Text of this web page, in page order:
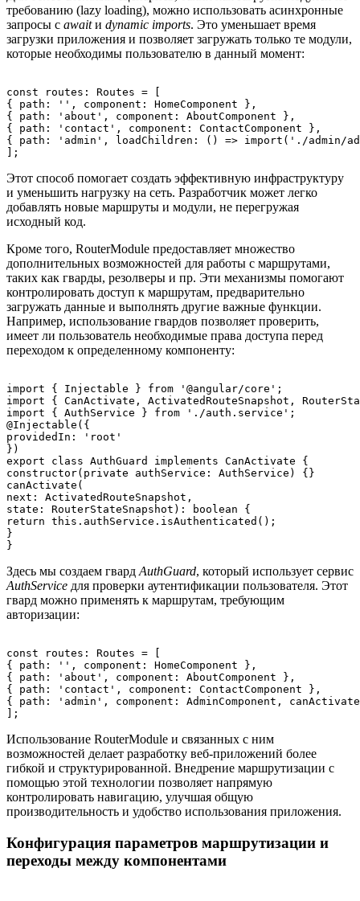
требованию (lazy loading), можно использовать асинхронные
запросы с awaitи dynamic imports. Это уменьшает время
загрузки приложения и позволяет загружать только те модули,
которые необходимы пользователю в данный момент:
const routes: Routes = [
{ path: '', component: HomeComponent },
{ path: 'about', component: AboutComponent },
{ path: 'contact', component: ContactComponent },
{ path: 'admin', loadChildren: () => import('./admin/
Этот способ помогает создать эффективную инфраструктуру
и уменьшить нагрузку на сеть. Разработчик может легко
добавлять новые маршруты и модули, не перегружая
исходный код.
Кроме того, RouterModule предоставляет множество
дополнительных возможностей для работы с маршрутами,
таких как гварды, резолверы и пр. Эти механизмы помогают
контролировать доступ к маршрутам, предварительно
загружать данные и выполнять другие важные функции.
Например, использование гвардов позволяет проверить,
имеет ли пользователь необходимые права доступа перед
переходом к определенному компоненту:
import { Injectable } from '@angular/core';
import { CanActivate, ActivatedRouteSnapshot,
import { AuthService } from './auth.service';
@Injectable({
providedIn: 'root'
})
export class AuthGuard implements CanActivate {
constructor(private authService: AuthService) {}
canActivate(
next: ActivatedRouteSnapshot,
state: RouterStateSnapshot): boolean {
return this.authService.isAuthenticated();
}
Здесь мы создаем гвард AuthGuard, который использует сервис
AuthService для проверки аутентификации пользователя. Этот
гвард можно применять к маршрутам, требующим
авторизации:
const routes: Routes = [
{ path: '', component: HomeComponent },
{ path: 'about', component: AboutComponent },
{ path: 'contact', component: ContactComponent },
{ path: 'admin', component: AdminComponent,
Использование RouterModule и связанных с ним
возможностей делает разработку веб-приложений более
гибкой и структурированной. Внедрение маршрутизации с
помощью этой технологии позволяет напрямую
контролировать навигацию, улучшая общую
производительность и удобство использования приложения.
Конфигурация параметров маршрутизации и
переходы между компонентами